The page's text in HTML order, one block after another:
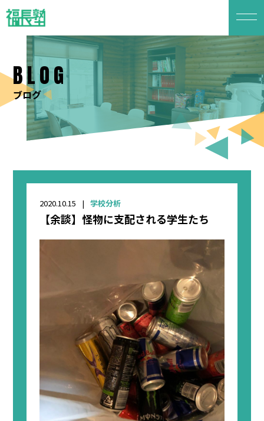
BLOG
ブログ
2020.10.15 学校分析
【余談】怪物に支配される学生たち